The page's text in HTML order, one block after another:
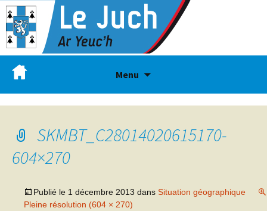
Menu
SKMBT_C28014020615170-
604×270
Publié le 1 décembre 2013 dans Situation géographique
Pleine résolution (604 × 270)